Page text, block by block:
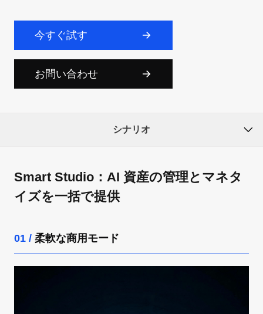
今すぐ試す
お問い合わせ
シナリオ
Smart Studio：AI 資産の管理とマネタ
イズを一括で提供
01 / 柔軟な商用モード